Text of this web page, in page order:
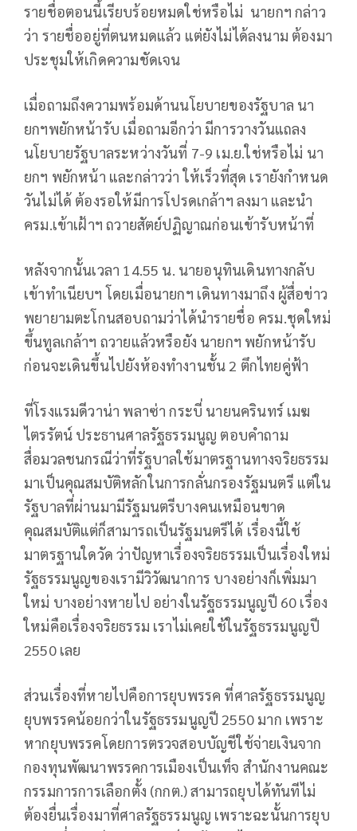
รายชื่อตอนนี้เรียบร้อยหมดใช่หรือไม่ นายกฯ กล่าว
ว่า รายชื่ออยู่ที่ตนหมดแล้ว แต่ยังไม่ได้ลงนาม ต้องมา
ประชุมให้เกิดความชัดเจน
เมื่อถามถึงความพร้อมด้านนโยบายของรัฐบาล นา
ยกฯพยักหน้ารับ เมื่อถามอีกว่า มีการวางวันแถลง
นโยบายรัฐบาลระหว่างวันที่ 7-9 เม.ย.ใช่หรือไม่ นา
ยกฯ พยักหน้า และกล่าวว่า ให้เร็วที่สุด เรายังกำหนด
วันไม่ได้ ต้องรอให้มีการโปรดเกล้าฯ ลงมา และนำ
ครม.เข้าเฝ้าฯ ถวายสัตย์ปฏิญาณก่อนเข้ารับหน้าที่
หลังจากนั้นเวลา 14.55 น. นายอนุทินเดินทางกลับ
เข้าทำเนียบฯ โดยเมื่อนายกฯ เดินทางมาถึง ผู้สื่อข่าว
พยายามตะโกนสอบถามว่าได้นำรายชื่อ ครม.ชุดใหม่
ขึ้นทูลเกล้าฯ ถวายแล้วหรือยัง นายกฯ พยักหน้ารับ
ก่อนจะเดินขึ้นไปยังห้องทำงานชั้น 2 ตึกไทยคู่ฟ้า
ที่โรงแรมดีวาน่า พลาซ่า กระบี่ นายนครินทร์ เมฆ
ไตรรัตน์ ประธานศาลรัฐธรรมนูญ ตอบคำถาม
สื่อมวลชนกรณีว่าที่รัฐบาลใช้มาตรฐานทางจริยธรรม
มาเป็นคุณสมบัติหลักในการกลั่นกรองรัฐมนตรี แต่ใน
รัฐบาลที่ผ่านมามีรัฐมนตรีบางคนเหมือนขาด
คุณสมบัติแต่ก็สามารถเป็นรัฐมนตรีได้ เรื่องนี้ใช้
มาตรฐานใดวัด ว่าปัญหาเรื่องจริยธรรมเป็นเรื่องใหม่
รัฐธรรมนูญของเรามีวิวัฒนาการ บางอย่างก็เพิ่มมา
ใหม่ บางอย่างหายไป อย่างในรัฐธรรมนูญปี 60 เรื่อง
ใหม่คือเรื่องจริยธรรม เราไม่เคยใช้ในรัฐธรรมนูญปี
2550 เลย
ส่วนเรื่องที่หายไปคือการยุบพรรค ที่ศาลรัฐธรรมนูญ
ยุบพรรคน้อยกว่าในรัฐธรรมนูญปี 2550 มาก เพราะ
หากยุบพรรคโดยการตรวจสอบบัญชีใช้จ่ายเงินจาก
กองทุนพัฒนาพรรคการเมืองเป็นเท็จ สำนักงานคณะ
กรรมการการเลือกตั้ง (กกต.) สามารถยุบได้ทันทีไม่
ต้องยื่นเรื่องมาที่ศาลรัฐธรรมนูญ เพราะฉะนั้นการยุบ